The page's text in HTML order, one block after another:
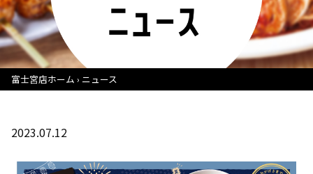
富士宮店ホーム ニュース
2023.07.12